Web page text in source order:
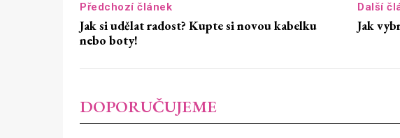
Předchozí článek
Jak si udělat radost? Kupte si novou kabelku
nebo boty!
Další
Jak
DOPORUČUJEME